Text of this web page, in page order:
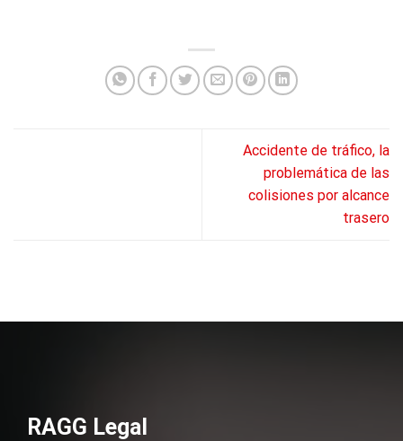
Accidente de tráfico, la
problemática de las
colisiones por alcance
trasero
RAGG Legal